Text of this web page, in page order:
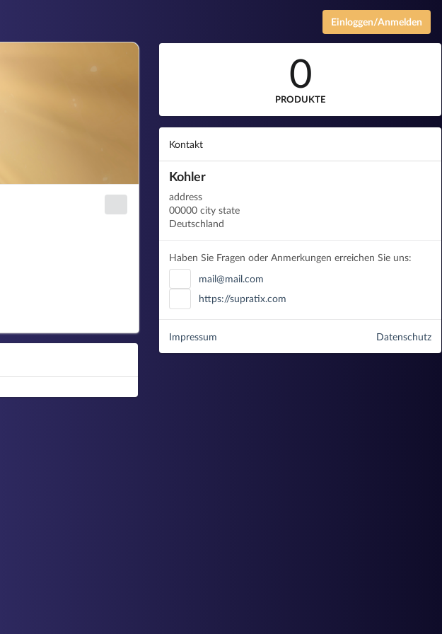
Einloggen/Anmelden
0
PRODUKTE
Kontakt
Kohler
address
00000 city state
Deutschland
Haben Sie Fragen oder Anmerkungen erreichen Sie uns:
mail@mail.com
https://supratix.com
Datenschutz
Impressum